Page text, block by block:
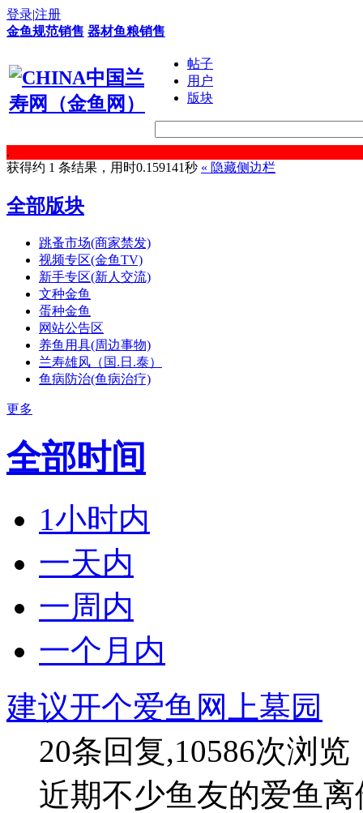
登录|注册
金鱼规范销售 器材鱼粮销售
帖子
用户
版块
.
获得约 1 条结果，用时0.159141秒 « 隐藏侧边栏
全部版块
跳蚤市场(商家禁发)
视频专区(金鱼TV)
新手专区(新人交流)
文种金鱼
蛋种金鱼
网站公告区
养鱼用具(周边事物)
兰寿雄风（国.日.泰）
鱼病防治(鱼病治疗)
更多
全部时间
1小时内
一天内
一周内
一个月内
建议开个爱鱼网上墓园
20条回复,10586次浏览
近期不少鱼友的爱鱼